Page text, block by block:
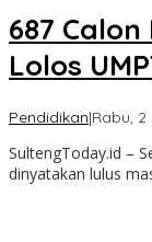
687
Lolos
Pendidikan|Rabu, 2
SultengToday.id –
dinyatakan lulus